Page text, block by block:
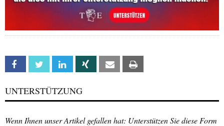
Facebook Twitter Linkedin Xing Email
UNTERSTÜTZUNG
Wenn Ihnen unser Artikel gefallen hat: Unterstützen Sie diese Form